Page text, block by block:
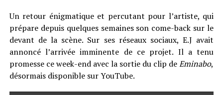
Un retour énigmatique et percutant pour l’artiste, qui
prépare depuis quelques semaines son come-back sur le
devant de la scène. Sur ses réseaux sociaux, E.J avait
annoncé l’arrivée imminente de ce projet. Il a tenu
promesse ce week-end avec la sortie du clip deEminabo,
désormais disponible sur YouTube.